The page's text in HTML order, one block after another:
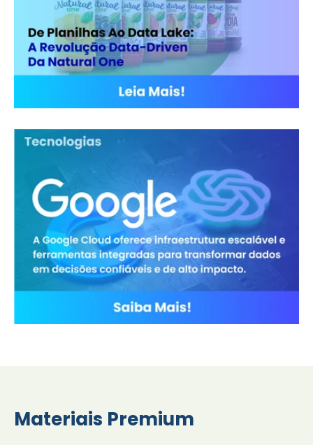
Materiais Premium